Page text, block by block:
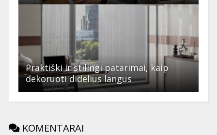
Praktiški ir stilingi patarimai, kaip
dekoruoti didelius langus
KOMENTARAI